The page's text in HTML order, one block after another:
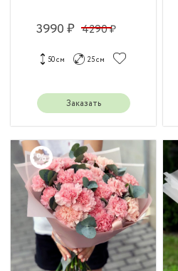
3990 ₽ 4290 ₽
50 см 25 см
Заказать